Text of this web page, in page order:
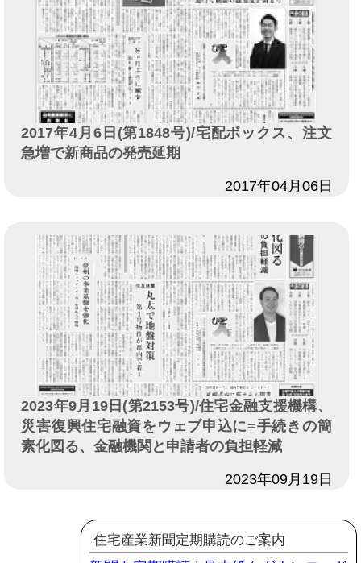
2017年4月6日(第1848号)/宅配ボックス、注文
急増で新商品の発売延期
2017年04月06日
2023年9月19日(第2153号)/住宅金融支援機構、
災害復興住宅融資をウェブ申込に=手続きの簡
素化図る、金融機関と申請者の負担軽減
2023年09月19日
住宅産業新聞定期購読のご案内